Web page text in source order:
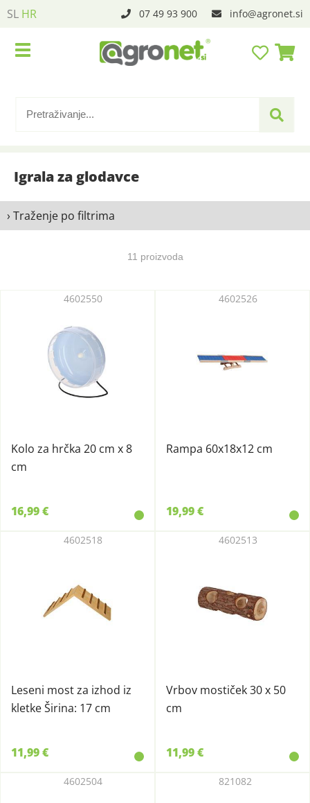
SL HR 07 49 93 900 info agronet.si
Igrala za glodavce
› Traženje po filtrima
11 proizvoda
Kolo za hrčka 20 cm x 8
cm
4602550
16,99 €
Rampa 60x18x12 cm
4602526
19,99 €
Leseni most za izhod iz
kletke Širina: 17 cm
4602518
11,99 €
Vrbov mostiček 30 x 50
cm
4602513
11,99 €
4602504 821082